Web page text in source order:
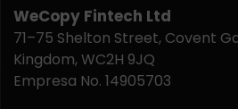
WeCopy Fintech Ltd
71–75 Shelton Street, Covent
Kingdom, WC2H 9JQ
Empresa No. 14905703